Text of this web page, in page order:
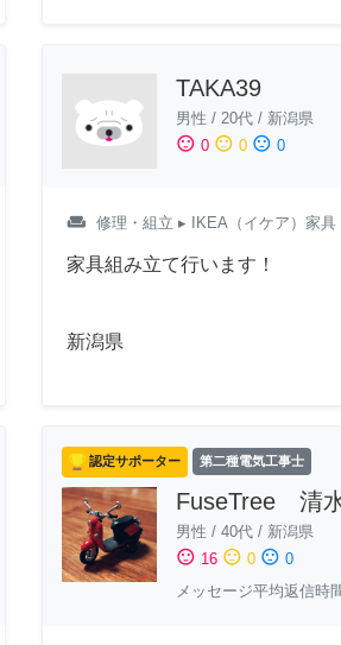
TAKA39
男性 / 20代/ 新潟県
sentiment_satisfied 0 sentiment_neutral 0 sentiment_dissatisfied 0
weekend 修理・組立 ▸ IKEA（イケア）家具
家具組み立て行います！
新潟県
認定サポーター 第二種電気工事士
FuseTree 清
男性 / 40代/ 新潟県
sentiment_satisfied 16 sentiment_neutral 0 sentiment_dissatisfied 0
メッセージ平均返信時